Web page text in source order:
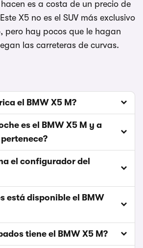
es a costa de un precio de
X5 no es el SUV más exclusivo
pero hay pocos que le hagan
las carreteras de curvas.
el BMW X5 M?
es el BMW X5 M y a
el configurador del
está disponible el BMW
tiene el BMW X5 M?